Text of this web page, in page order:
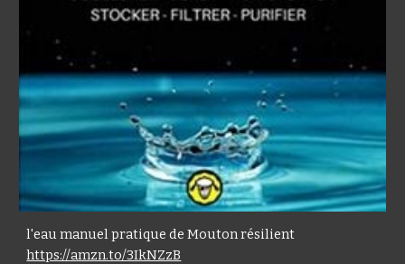
l'eau manuel pratique de Mouton résilient
https://amzn.to/3IkNZzB